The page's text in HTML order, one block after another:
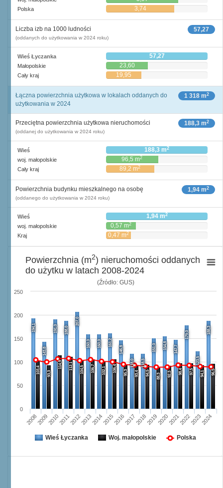
Polska 3,74
57,27
Liczba izb na 1000 ludności
(oddanych do użytkowania w 2024 roku)
Wieś Łyczanka 57,27
Małopolskie 23,60
Cały kraj 19,95
1 318 m2
Łączna powierzchnia użytkowa w lokalach oddanych do
użytkowania w 2024
188,3 m2
Przeciętna powierzchnia użytkowa nieruchomości
(oddanej do użytkowania w 2024 roku)
Wieś 188,3 m2
woj. małopolskie 96,5 m2
Cały kraj 89,2 m2
1,94 m2
Powierzchnia budynku mieszkalnego na osobę
(oddanego do użytkowania w 2024 roku)
Wieś 1,94 m2
woj. małopolskie 0,57 m2
Kraj 0,47 m2
(Źródło: GUS)
194,1
143,8
191,0 188,0
207,0
160,0 160,0 161,2
146,8
118,0
118,3
151,0 154,8 147,7
179,0
123,5
188,3
103,4 93,3
114,9 112,1 104,5 106,7 102,1 106,4 95,3 93,4 94,5 88,3 92,3 98,4 97,5 94,1 96,5
20082009201020112012201320142015201620172018201920202021202220232024
0
50
100
150
200
250
Powierzchnia (m2) nieruchomości oddanych
do użytku w latach 2008-2024
Wieś Łyczanka Woj. małopolskie Polska